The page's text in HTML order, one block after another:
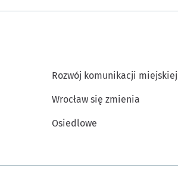
Rozwój komunikacji miejskiej
Wrocław się zmienia
Osiedlowe